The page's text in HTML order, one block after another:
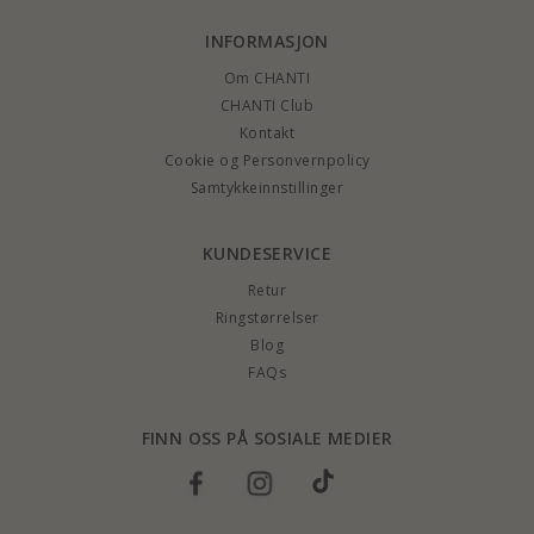
INFORMASJON
Om CHANTI
CHANTI Club
Kontakt
Cookie og Personvernpolicy
Samtykkeinnstillinger
KUNDESERVICE
Retur
Ringstørrelser
Blog
FAQs
FINN OSS PÅ SOSIALE MEDIER